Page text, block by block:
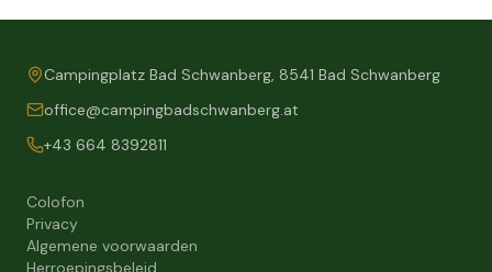
Campingplatz Bad Schwanberg, 8541 Bad Schwanberg
office@campingbadschwanberg.at
+43 664 8392811
Colofon
Privacy
Algemene voorwaarden
Herroepingsbeleid